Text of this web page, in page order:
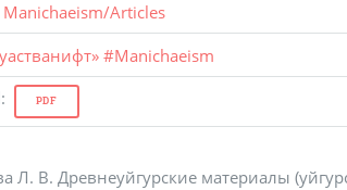
Manichaeism/Articles
#Manichaeism
: PDF
Л. В. Древнеуйгурские материалы